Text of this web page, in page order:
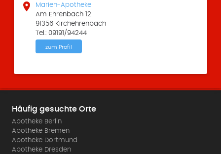

Marien-Apotheke
Am Ehrenbach 12
91356 Kirchehrenbach
Tel.: 09191/94244
zum Profil
Häufig gesuchte Orte
Apotheke Berlin
Apotheke Bremen
Apotheke Dortmund
Apotheke Dresden